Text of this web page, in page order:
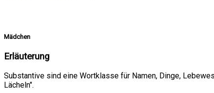
Mädchen
Erläuterung
Substantive sind eine Wortklasse für Namen, Dinge,
Lächeln".